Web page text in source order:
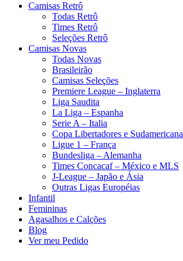
Camisas Retrô
Todas Retrô
Times Retrô
Seleções Retrô
Camisas Novas
Todas Novas
Brasileirão
Camisas Seleções
Premiere League – Inglaterra
Liga Saudita
La Liga – Espanha
Serie A – Italia
Copa Libertadores e Sudamericana
Ligue 1 – França
Bundesliga – Alemanha
Times Concacaf – México e MLS
J-League – Japão e Ásia
Outras Ligas Européias
Infantil
Femininas
Agasalhos e Calções
Blog
Ver meu Pedido